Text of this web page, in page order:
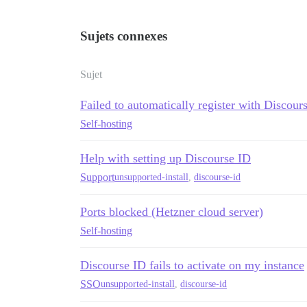
Sujets connexes
Sujet
Failed to automatically register with
Self-hosting
Help with setting up Discourse ID
Supportunsupported-install, discourse-id
Ports blocked (Hetzner cloud server)
Self-hosting
Discourse ID fails to activate on my instance
SSOunsupported-install, discourse-id